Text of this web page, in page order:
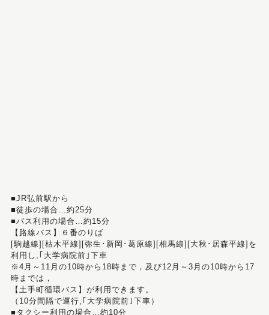
■JR弘前駅から
■徒歩の場合…約25分
■バス利用の場合…約15分
【路線バス】６番のりば
[駒越線][枯木平線][弥生･新岡･葛原線][相馬線][大秋･居森平線]を
利用し,｢大学病院前｣下車
※4月～11月の10時から18時まで，及び12月～3月の10時から17
時までは，
【土手町循環バス】が利用できます。
（10分間隔で運行,｢大学病院前｣下車）
■タクシー利用の場合…約10分